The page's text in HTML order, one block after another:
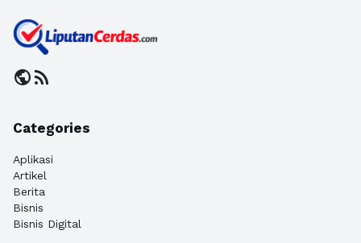
publicrss_feed
Categories
Aplikasi
Artikel
Berita
Bisnis
Bisnis Digital